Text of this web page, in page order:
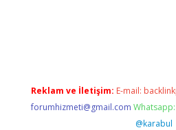
Reklam ve İletişim: E-mail:
forumhizmeti@gmail.com
@karabul